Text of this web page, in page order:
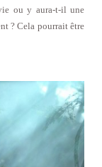
ou y aura-t-il une
? Cela pourrait être